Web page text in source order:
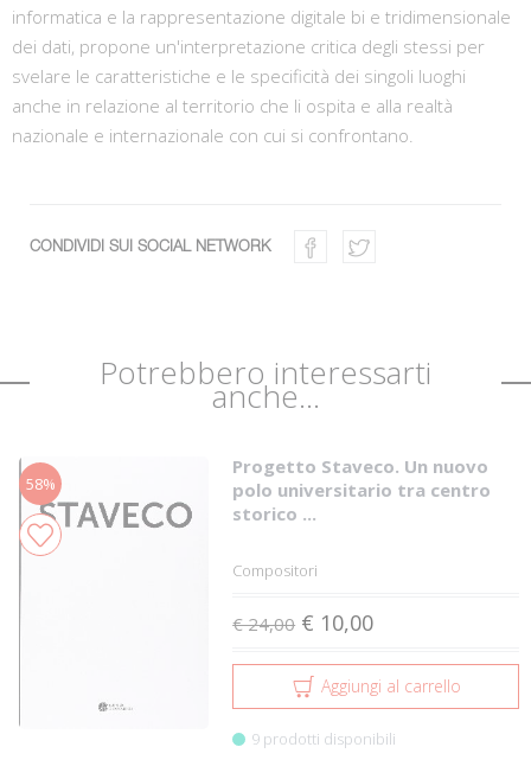
informatica e la rappresentazione digitale bi e tridimensionale
dei dati, propone un'interpretazione critica degli stessi per
svelare le caratteristiche e le specificità dei singoli luoghi
anche in relazione al territorio che li ospita e alla realtà
nazionale e internazionale con cui si confrontano.
CONDIVIDI SUI SOCIAL NETWORK
Potrebbero interessarti
anche...
58%
Progetto Staveco. Un nuovo
polo universitario tra centro
storico ...
Compositori
€ 24,00 € 10,00
Aggiungi al carrello
9 prodotti disponibili